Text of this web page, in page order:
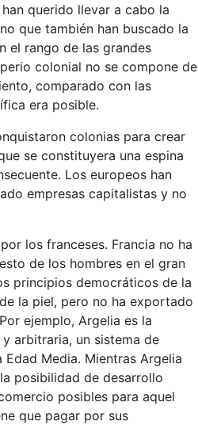
querido llevar a cabo la
que también han buscado la
el rango de las grandes
colonial no se compone de
comparado con las
era posible.
colonias para crear
se constituyera una espina
Los europeos han
empresas capitalistas y no
los franceses. Francia no ha
de los hombres en el gran
principios democráticos de la
la piel, pero no ha exportado
ejemplo, Argelia es la
arbitraria, un sistema de
Media. Mientras Argelia
posibilidad de desarrollo
posibles para aquel
que pagar por sus